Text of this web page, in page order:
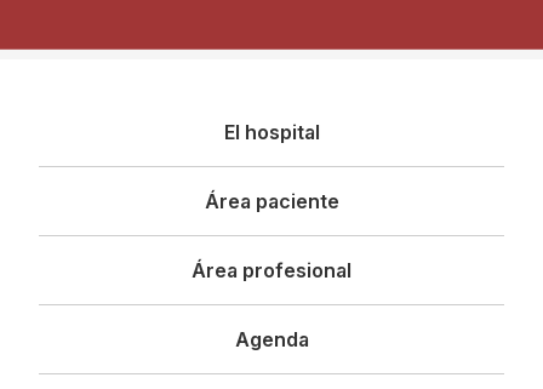
principal
El hospital
Área paciente
Área profesional
Agenda